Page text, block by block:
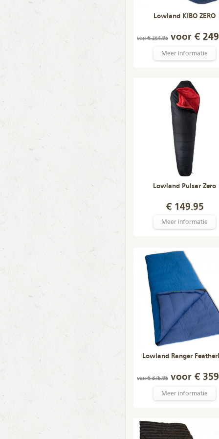
Lowland KIBO ZERO
van € 264.95 voor €
Meer informatie
Lowland Pulsar Zero
€ 149.95
Meer informatie
Lowland Ranger
van € 375.95 voor €
Meer informatie